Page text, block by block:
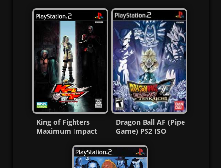
ISO (Ntsc) MF
King of Fighters
Maximum Impact
Dragon Ball AF (Pipe
Game) PS2 ISO